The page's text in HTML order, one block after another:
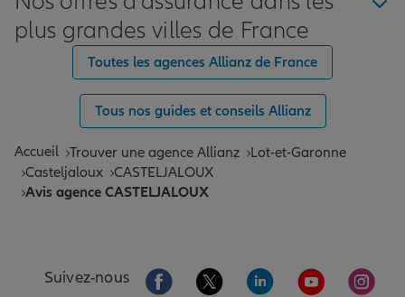
plus grandes villes de France
Toutes les agences Allianz de France
Tous nos guides et conseils Allianz
Accueil Trouver une agence Allianz
Lot-et-Garonne
Casteljaloux CASTELJALOUX
Avis agence CASTELJALOUX
Suivez-nous Aller sur la page Facebook de Allianz
Aller sur la page Twitter de
Aller sur la page
Aller sur la
Aller